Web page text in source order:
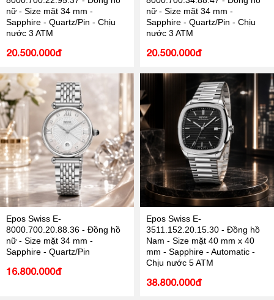
nữ - Size mặt 34 mm -
Sapphire - Quartz/Pin - Chịu
nước 3 ATM
20.500.000đ
nữ - Size mặt 34 mm -
Sapphire - Quartz/Pin - Chịu
nước 3 ATM
20.500.000đ
Epos Swiss E-
8000.700.20.88.36 - Đồng hồ
nữ - Size mặt 34 mm -
Sapphire - Quartz/Pin
16.800.000đ
Epos Swiss E-
3511.152.20.15.30 - Đồng hồ
Nam - Size mặt 40 mm x 40
mm - Sapphire - Automatic -
Chịu nước 5 ATM
38.800.000đ